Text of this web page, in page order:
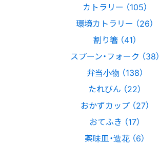
カトラリー （105）
環境カトラリー （26）
割り箸 （41）
スプーン・フォーク （38）
弁当小物 （138）
たれびん （22）
おかずカップ （27）
おてふき （17）
薬味皿・造花 （6）